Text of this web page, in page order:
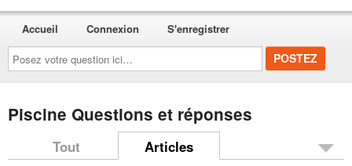
Posez
votre
question
ici…
Accueil Connexion S'enregistrer
Piscine Questions et réponses
Tout Articles